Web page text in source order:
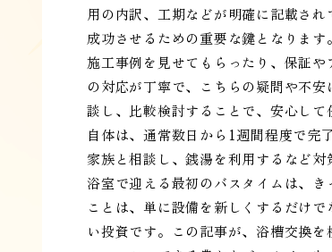
用の内訳、工期などが明確に記載さ
成功させるための重要な鍵となりま
施工事例を見せてもらったり、保証
の対応が丁寧で、こちらの疑問や不
談し、比較検討することで、安心し
自体は、通常数日から1週間程度で完
家族と相談し、銭湯を利用するなど
浴室で迎える最初のバスタイムは、
ことは、単に設備を新しくするだけ
い投資です。この記事が、浴槽交換